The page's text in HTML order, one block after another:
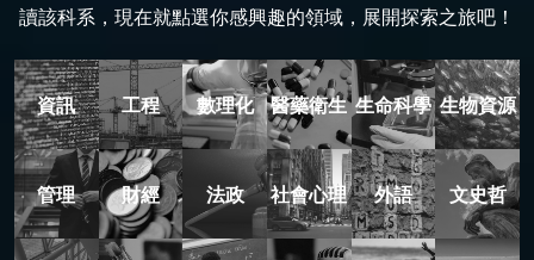
讀該科系，現在就點選你感興趣的領域，展開探索之旅吧！
資訊 工程 數理化 醫藥衛生 生命科學 生物資源
管理 財經 法政 社會心理 外語 文史哲